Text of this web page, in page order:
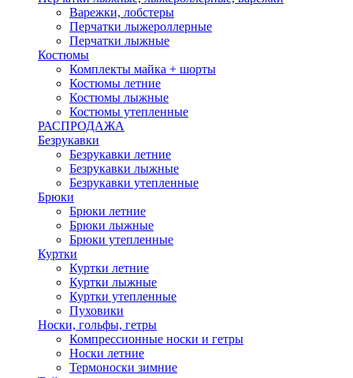
Варежки, лобстеры
Перчатки лыжероллерные
Перчатки лыжные
Костюмы
Комплекты майка + шорты
Костюмы летние
Костюмы лыжные
Костюмы утепленные
РАСПРОДАЖА
Безрукавки
Безрукавки летние
Безрукавки лыжные
Безрукавки утепленные
Брюки
Брюки летние
Брюки лыжные
Брюки утепленные
Куртки
Куртки летние
Куртки лыжные
Куртки утепленные
Пуховики
Носки, гольфы, гетры
Компрессионные носки и гетры
Носки летние
Термоноски зимние